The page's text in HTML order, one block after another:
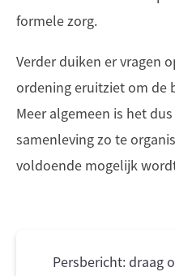
formele zorg.
Verder duiken er vragen
ordening eruitziet om de
Meer algemeen is het
samenleving zo te
voldoende mogelijk
Persbericht: draag